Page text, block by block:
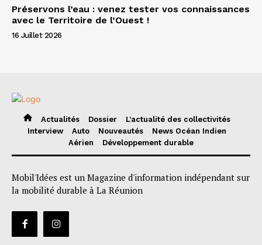
Préservons l’eau : venez tester vos connaissances
avec le Territoire de l’Ouest !
16 Juillet 2026
Actualités Dossier
L’actualité des collectivités
Interview
Auto Nouveautés
News Océan Indien
Aérien
Développement durable
Mobil'Idées est un Magazine d'information indépendant sur
la mobilité durable à La Réunion